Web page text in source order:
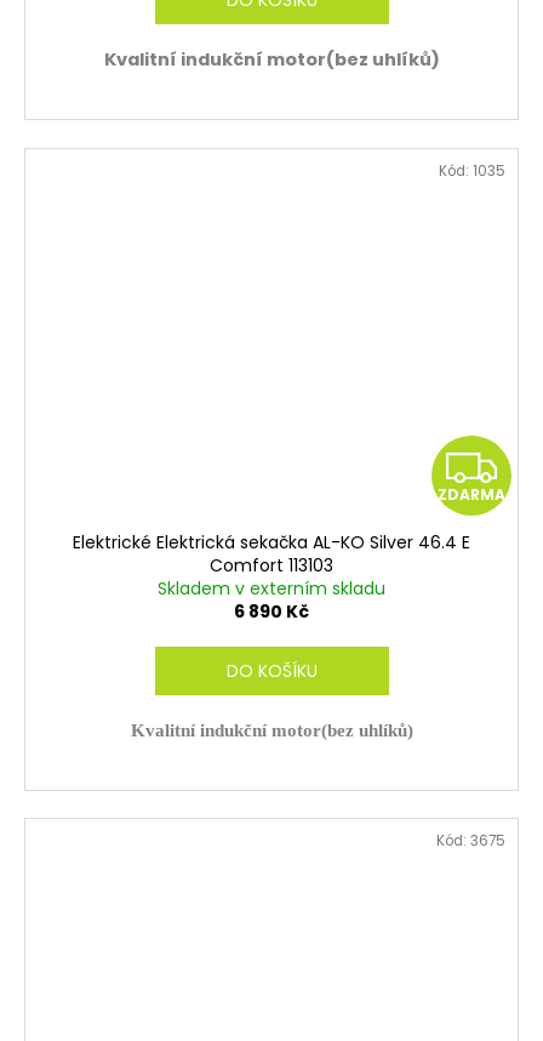
Kvalitní indukční motor(bez uhlíků)
Z
D
ZDARMA
Elektrické Elektrická sekačka AL-KO Silver 46.4 E
Comfort 113103
Skladem v externím skladu
6 890 Kč
DO KOŠÍKU
Kvalitní indukční motor(bez uhlíků)
Kód: 1035
Kód: 3675